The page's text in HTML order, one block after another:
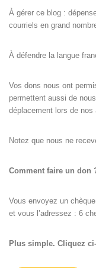
À gérer ce blog :
courriels en grand
À défendre la langue
Vos dons nous ont
permettent aussi de
déplacement lors de nos
Notez que nous ne
Comment faire un don
Vous envoyez un
et vous l’adressez : 6
Plus simple. Cliquez